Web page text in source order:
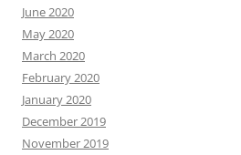
June 2020
May 2020
March 2020
February 2020
January 2020
December 2019
November 2019